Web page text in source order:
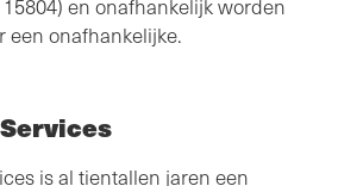
15804) en onafhankelijk worden
een onafhankelijke.
is al tientallen jaren een